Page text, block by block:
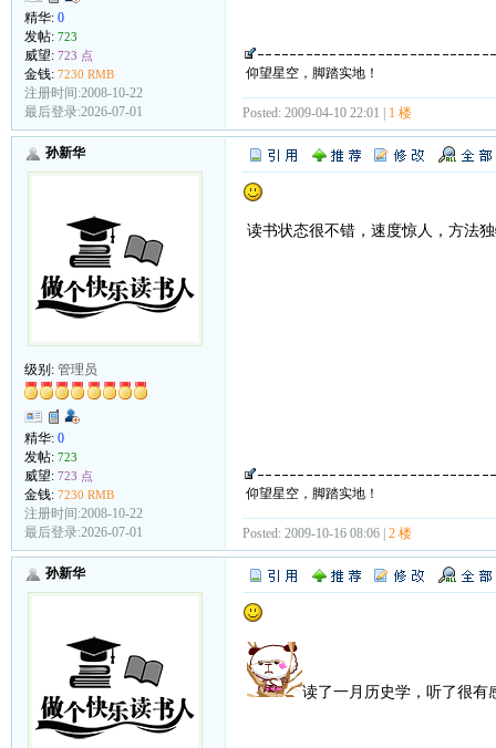
精华: 0
发帖: 723
威望: 723 点
金钱: 7230 RMB
注册时间:2008-10-22
最后登录:2026-07-01
仰望星空，脚踏实地！
Posted: 2009-04-10 22:01 | 1 楼
孙新华
级别: 管理员
精华: 0
发帖: 723
威望: 723 点
金钱: 7230 RMB
注册时间:2008-10-22
最后登录:2026-07-01
读书状态很不错，速度惊人，方法
仰望星空，脚踏实地！
Posted: 2009-10-16 08:06 | 2 楼
孙新华
读了一月历史学，听了很有